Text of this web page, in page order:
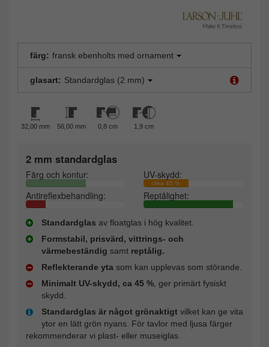
färg: fransk ebenholts med ornament
glasart: Standardglas (2 mm)
32,00 mm 56,00 mm 0,8 cm 1,9 cm
2 mm standardglas
Färg och kontur: UV-skydd:
cirka 45 %
Antireflexbehandling: Reptålighet:
Standardglas av floatglas i hög kvalitet.
Formstabil, prisvärd, vittrings- och
värmebeständig samt reptålig.
Reflekterande yta som kan upplevas som störande.
Minimalt UV-skydd, ca 45 % , ger primärt fysiskt
skydd.
Standardglas är något grönaktigt vilket kan ge vita
ytor en lätt grön nyans. För tavlor med ljusa färger
rekommenderar vi plast- eller museiglas.